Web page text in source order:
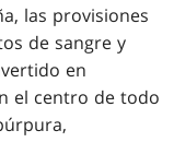
las provisiones
de sangre y
en
el centro de todo